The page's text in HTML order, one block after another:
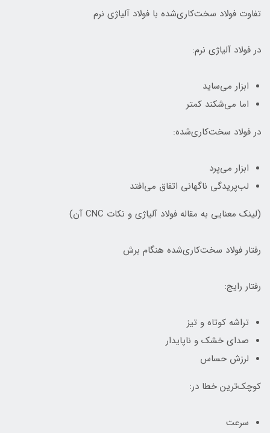
تفاوت فولاد سخت‌کاری‌شده با فولاد آلیاژی نرم
در فولاد آلیاژی نرم:
ابزار می‌ساید
اما می‌شکند کمتر
در فولاد سخت‌کاری‌شده:
ابزار می‌پرد
لب‌پریدگی ناگهانی اتفاق می‌افتد
(لینک معنایی به مقاله فولاد آلیاژی و نکات CNC آن)
رفتار فولاد سخت‌کاری‌شده هنگام برش
رفتار رایج:
تراشه کوتاه و تیز
صدای خشک و ناپایدار
لرزش حساس
کوچک‌ترین خطا در:
سرعت